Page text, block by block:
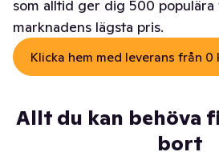
som alltid ger dig 500 populära
marknadens lägsta pris.
Klicka hem med leverans från 0
Allt du kan behöva
bort